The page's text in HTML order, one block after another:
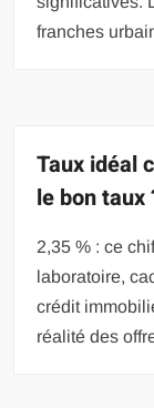
franches
Taux idéal
le bon taux
2,35 % : ce
laboratoire,
crédit
réalité des